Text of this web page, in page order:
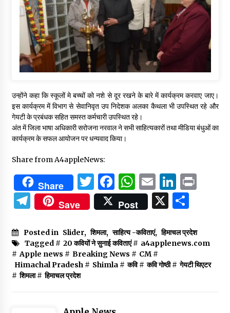
उन्होंने कहा कि स्कूलों मे बच्चों को नशे से दूर रखने के बारे में कार्यक्रम करवाए जाए।
इस कार्यक्रम में विभाग से सेवानिवृत उप निदेशक अलका कैथला भी उपस्थित रहे और
गेयटी के प्रबंधक सहित समस्त कर्मचारी उपस्थित रहे।
अंत में जिला भाषा अधिकारी सरोजना नरवाल ने सभी साहित्यकारों तथा मीडिया बंधुओं का
कार्यक्रम के सफल आयोजन पर धन्यवाद किया।
Share from A4appleNews:
Share Twitter
Facebook
WhatsApp
Email
Telegram
Save Post X
Posted in Slider, शिमला, साहित्य -कविताएं, हिमाचल प्रदेश
Tagged # 20 कवियों ने सुनाई कविताएं# a4applenews.com
# Apple news # Breaking News # CM#
Himachal Pradesh# Shimla# कवि# कवि गोष्ठी# गेयटी थिएटर
# शिमला# हिमाचल प्रदेश